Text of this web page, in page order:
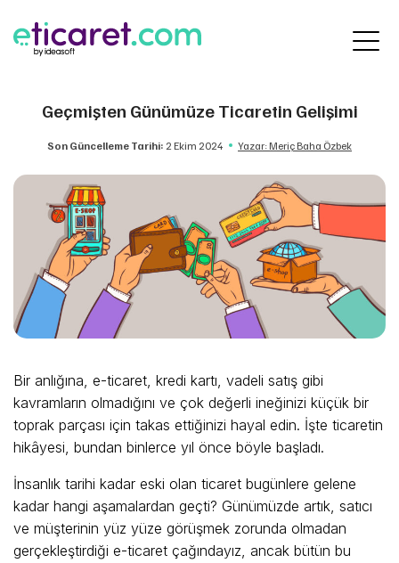
Geçmişten Günümüze Ticaretin Gelişimi
Son Güncelleme Tarihi: 2 Ekim 2024 Yazar: Meriç Baha Özbek
Bir anlığına, e-ticaret, kredi kartı, vadeli satış gibi
kavramların olmadığını ve çok değerli ineğinizi küçük bir
toprak parçası için takas ettiğinizi hayal edin. İşte ticaretin
hikâyesi, bundan binlerce yıl önce böyle başladı.
İnsanlık tarihi kadar eski olan ticaret bugünlere gelene
kadar hangi aşamalardan geçti? Günümüzde artık, satıcı
ve müşterinin yüz yüze görüşmek zorunda olmadan
gerçekleştirdiği e-ticaret çağındayız, ancak bütün bu